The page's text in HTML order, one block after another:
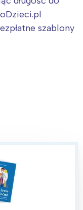
szablony